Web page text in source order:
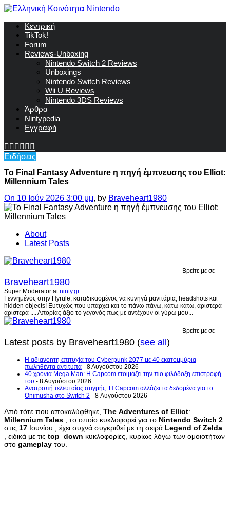
Κεντρική
TikTok!
Forum
Reviews-Unboxing
Nintendo Switch 2 Reviews
Unboxings
Nintendo Switch Reviews
Wii U Reviews
Nintendo 3DS Reviews
Άρθρα
Nintypedia
Εγγραφή
Ειδήσεις
Το Final Fantasy Adventure η πηγή έμπνευσης του Elliot:
Millennium Tales
On 10 Ιούν 2026 3:00 μμ, by Braveheart1980
About
Latest Posts
Βρείτε με σε
Braveheart1980
Super Moderator atninty.gr
Γεννημένος στην Hyrule, καταδικασμένος να κυνηγά μανιτάρια, headshots και
hidden objects! Ευτυχώς που υπάρχει και το πάνω-πάνω, κάτω-κάτω, αριστερά-
αριστερά .... Απορίας άξιο το γεγονός πως με αντέχουν οι γύρω μου...
Βρείτε με σε
Latest posts by Braveheart1980 (see all)
H αδιανόητη επιτυχία του Cyberpunk 2077 με 40 εκατομμύρια
πωληθέντα αντίτυπα - 8 Αυγούστου 2026
40 χρόνια Mega Man: Η Capcom ετοιμάζει την πιο φιλόδοξη επιστροφή
του - 8 Αυγούστου 2026
Ανατροπή τελευταίας στιγμής: Η Capcom αλλάζει τα δεδομένα για το
Onimusha στο Switch 2 - 8 Αυγούστου 2026
Από τότε που αποκαλύφθηκε, The Adventures of Elliot:
Millennium Tales , το οποίο κυκλοφορεί για το Nintendo Switch 2
στις 17 Ιουνίου , έχει συχνά συγκριθεί με τη σειρά Legend of Zelda
, ειδικά με τις top–down κυκλοφορίες, κυρίως λόγω των ομοιοτήτων
στο gameplay του.